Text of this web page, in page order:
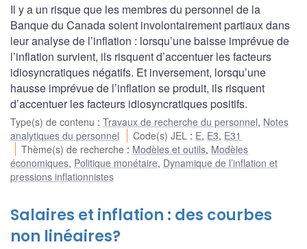
Il y a un risque que les membres du personnel de la
Banque du Canada soient involontairement partiaux dans
leur analyse de l’inflation : lorsqu’une baisse imprévue de
l’inflation survient, ils risquent d’accentuer les facteurs
idiosyncratiques négatifs. Et inversement, lorsqu’une
hausse imprévue de l’inflation se produit, ils risquent
d’accentuer les facteurs idiosyncratiques positifs.
Type(s) de contenu : Travaux de recherche du personnel, Notes
analytiques du personnel
Code(s) JEL : E, E3, E31
Thème(s) de recherche : Modèles et outils, Modèles
économiques, Politique monétaire, Dynamique de l’inflation et
pressions inflationnistes
Salaires et inflation : des courbes
non linéaires?